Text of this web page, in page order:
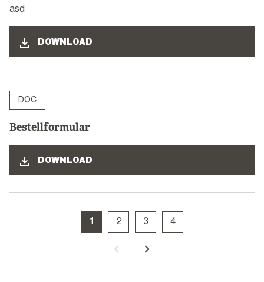
asd
DOWNLOAD
DOC
Bestellformular
DOWNLOAD
1 2 3 4